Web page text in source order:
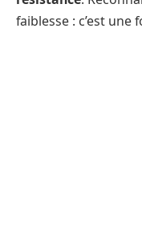
faiblesse : c’est une